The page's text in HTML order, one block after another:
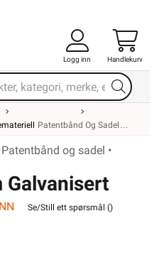
Logg inn Handlekurv
Patentbånd Og Sadel
og sadel •
Galvanisert
Se/Still ett spørsmål ()